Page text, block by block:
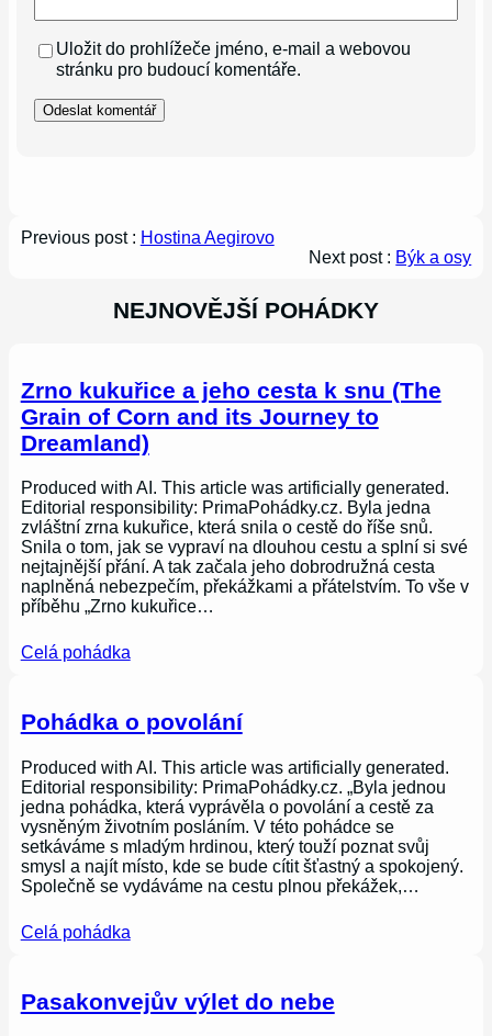
Uložit do prohlížeče jméno, e-mail a webovou
stránku pro budoucí komentáře.
Previous post : Hostina Aegirovo
Next post : Býk a osy
NEJNOVĚJŠÍ POHÁDKY
Zrno kukuřice a jeho cesta k snu (The
Grain of Corn and its Journey to
Dreamland)
Produced with AI. This article was artificially generated.
Editorial responsibility: PrimaPohádky.cz. Byla jedna
zvláštní zrna kukuřice, která snila o cestě do říše snů.
Snila o tom, jak se vypraví na dlouhou cestu a splní si své
nejtajnější přání. A tak začala jeho dobrodružná cesta
naplněná nebezpečím, překážkami a přátelstvím. To vše v
příběhu „Zrno kukuřice…
Celá pohádka
Pohádka o povolání
Produced with AI. This article was artificially generated.
Editorial responsibility: PrimaPohádky.cz. „Byla jednou
jedna pohádka, která vyprávěla o povolání a cestě za
vysněným životním posláním. V této pohádce se
setkáváme s mladým hrdinou, který touží poznat svůj
smysl a najít místo, kde se bude cítit šťastný a spokojený.
Společně se vydáváme na cestu plnou překážek,…
Celá pohádka
Pasakonvejův výlet do nebe